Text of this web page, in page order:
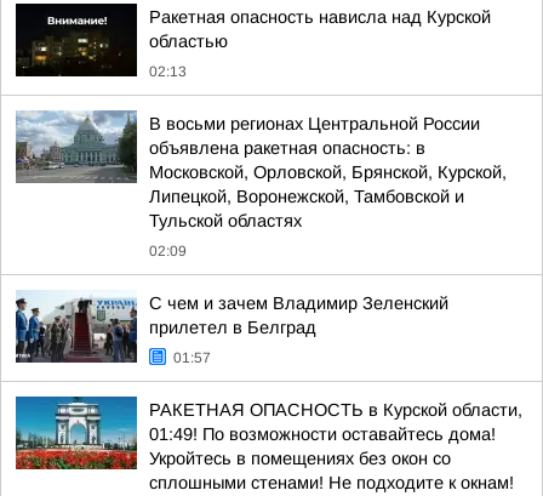
Ракетная опасность нависла над Курской
областью
02:13
В восьми регионах Центральной России
объявлена ракетная опасность: в
Московской, Орловской, Брянской, Курской,
Липецкой, Воронежской, Тамбовской и
Тульской областях
02:09
С чем и зачем Владимир Зеленский
прилетел в Белград
01:57
РАКЕТНАЯ ОПАСНОСТЬ в Курской области,
01:49! По возможности оставайтесь дома!
Укройтесь в помещениях без окон со
сплошными стенами! Не подходите к окнам!